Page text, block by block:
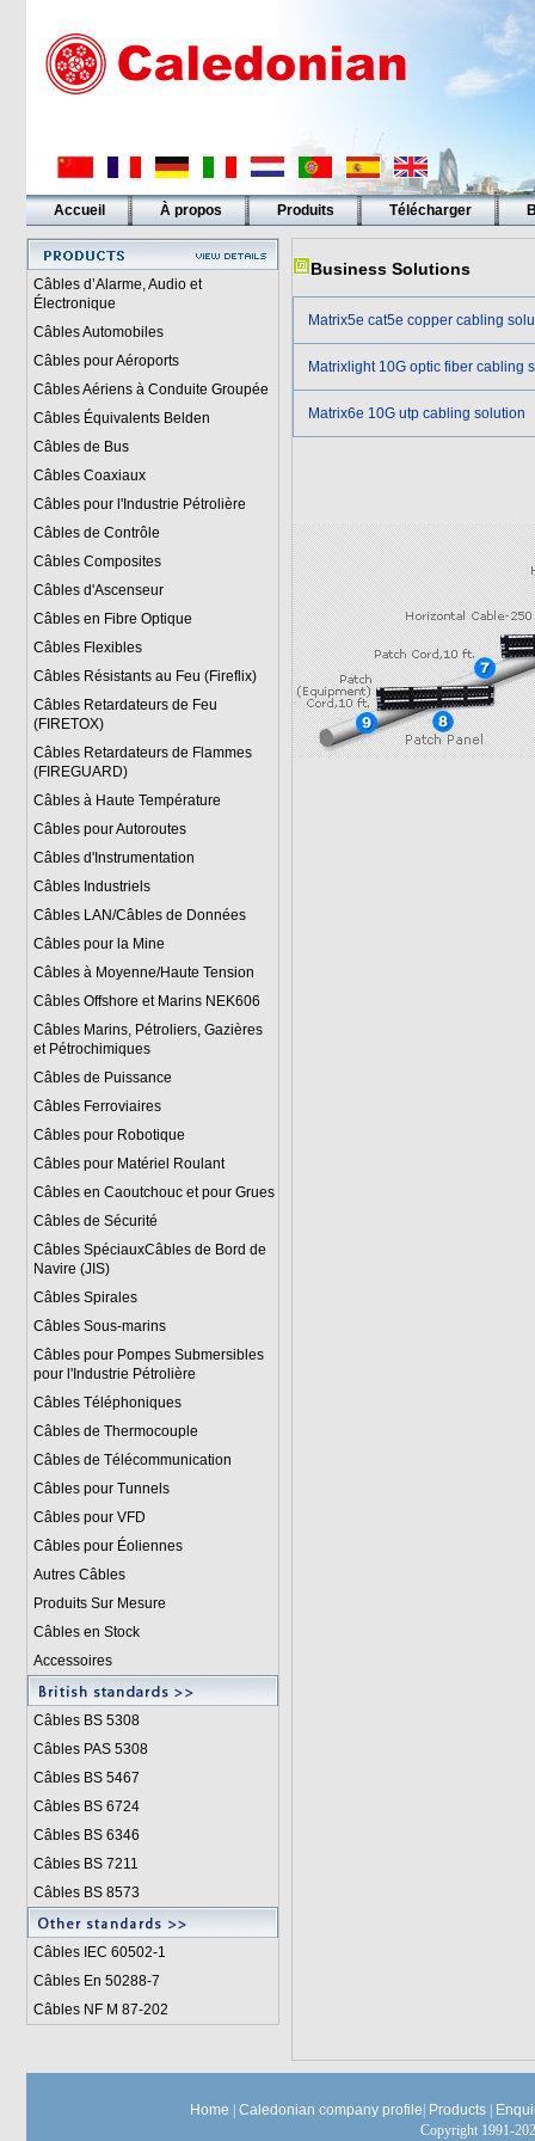
Accueil À propos Produits Télécharger
Liens
Câbles d’Alarme, Audio et
Électronique
Câbles Automobiles
Câbles pour Aéroports
Câbles Aériens à Conduite Groupée
Câbles Équivalents Belden
Câbles de Bus
Câbles Coaxiaux
Câbles pour l'Industrie Pétrolière
Câbles de Contrôle
Câbles Composites
Câbles d'Ascenseur
Câbles en Fibre Optique
Câbles Flexibles
Câbles Résistants au Feu (Fireflix)
Câbles Retardateurs de Feu
(FIRETOX)
Câbles Retardateurs de Flammes
(FIREGUARD)
Câbles à Haute Température
Câbles pour Autoroutes
Câbles d'Instrumentation
Câbles Industriels
Câbles LAN/Câbles de Données
Câbles pour la Mine
Câbles à Moyenne/Haute Tension
Câbles Offshore et Marins NEK606
Câbles Marins, Pétroliers, Gazières
et Pétrochimiques
Câbles de Puissance
Câbles Ferroviaires
Câbles pour Robotique
Câbles pour Matériel Roulant
Câbles en Caoutchouc et pour Grues
Câbles de Sécurité
Câbles SpéciauxCâbles de Bord de
Navire (JIS)
Câbles Spirales
Câbles Sous-marins
Câbles pour Pompes Submersibles
pour l'Industrie Pétrolière
Câbles Téléphoniques
Câbles de Thermocouple
Câbles de Télécommunication
Câbles pour Tunnels
Câbles pour VFD
Câbles pour Éoliennes
Autres Câbles
Produits Sur Mesure
Câbles en Stock
Accessoires
Câbles BS 5308
Câbles PAS 5308
Câbles BS 5467
Câbles BS 6724
Câbles BS 6346
Câbles BS 7211
Câbles BS 8573
Câbles IEC 60502-1
Câbles En 50288-7
Câbles NF M 87-202
Business Solutions
Matrix5e cat5e copper cabling
Matrixlight 10G optic fiber cabling
Matrix6e 10G utp cabling solution
Home Caledonian company profile Products
Copyright 1991-